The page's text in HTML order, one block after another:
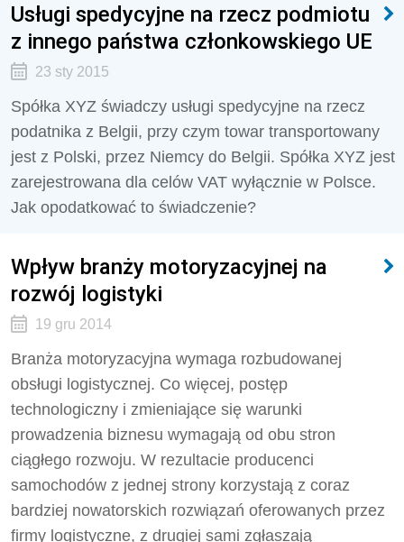
Usługi spedycyjne na rzecz podmiotu
z innego państwa członkowskiego UE
23 sty 2015
Spółka XYZ świadczy usługi spedycyjne na rzecz
podatnika z Belgii, przy czym towar transportowany
jest z Polski, przez Niemcy do Belgii. Spółka XYZ jest
zarejestrowana dla celów VAT wyłącznie w Polsce.
Jak opodatkować to świadczenie?
Wpływ branży motoryzacyjnej na
rozwój logistyki
19 gru 2014
Branża motoryzacyjna wymaga rozbudowanej
obsługi logistycznej. Co więcej, postęp
technologiczny i zmieniające się warunki
prowadzenia biznesu wymagają od obu stron
ciągłego rozwoju. W rezultacie producenci
samochodów z jednej strony korzystają z coraz
bardziej nowatorskich rozwiązań oferowanych przez
firmy logistyczne, z drugiej sami zgłaszają